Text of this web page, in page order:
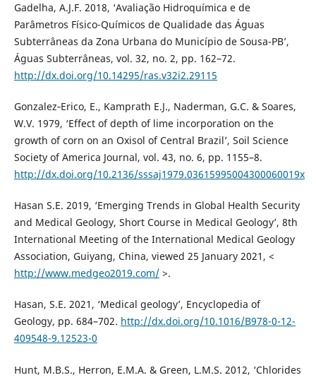
Gadelha, A.J.F. 2018, ‘Avaliação Hidroquímica e de
Parâmetros Físico-Químicos de Qualidade das Águas
Subterrâneas da Zona Urbana do Município de Sousa-PB’,
Águas Subterrâneas, vol. 32, no. 2, pp. 162–72.
http://dx.doi.org/10.14295/ras.v32i2.29115
Gonzalez‐Erico, E., Kamprath E.J., Naderman, G.C. & Soares,
W.V. 1979, ‘Effect of depth of lime incorporation on the
growth of corn on an Oxisol of Central Brazil’, Soil Science
Society of America Journal, vol. 43, no. 6, pp. 1155–8.
http://dx.doi.org/10.2136/sssaj1979.03615995004300060019x
Hasan S.E. 2019, ‘Emerging Trends in Global Health Security
and Medical Geology, Short Course in Medical Geology’, 8th
International Meeting of the International Medical Geology
Association, Guiyang, China, viewed 25 January 2021, <
http://www.medgeo2019.com/>.
Hasan, S.E. 2021, ‘Medical geology’, Encyclopedia of
Geology, pp. 684–702. http://dx.doi.org/10.1016/B978-0-12-
409548-9.12523-0
Hunt, M.B.S., Herron, E.M.A. & Green, L.M.S. 2012, ‘Chlorides